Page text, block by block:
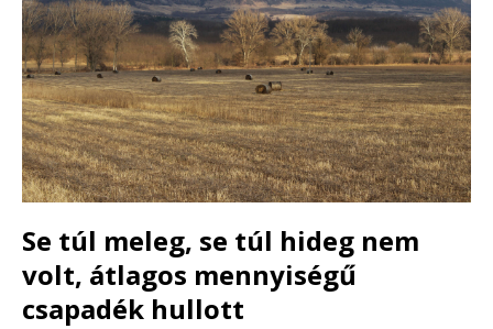
Se túl meleg, se túl hideg nem
volt, átlagos mennyiségű
csapadék hullott